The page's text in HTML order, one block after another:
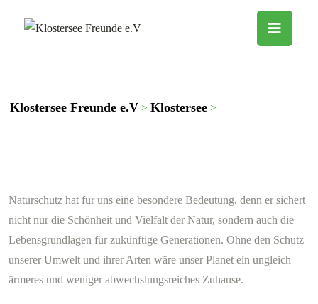
Klostersee Freunde e.V > Klostersee >
Naturschutz hat für uns eine besondere Bedeutung, denn er sichert
nicht nur die Schönheit und Vielfalt der Natur, sondern auch die
Lebensgrundlagen für zukünftige Generationen. Ohne den Schutz
unserer Umwelt und ihrer Arten wäre unser Planet ein ungleich
ärmeres und weniger abwechslungsreiches Zuhause.